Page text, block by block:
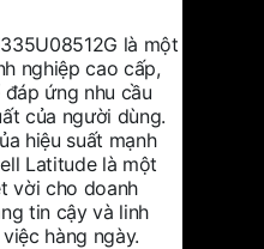
là một
nghiệp cao cấp,
ứng nhu cầu
của người dùng.
hiệu suất mạnh
Latitude là một
vời cho doanh
tin cậy và linh
hàng ngày.